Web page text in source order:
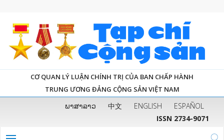
CƠ QUAN LÝ LUẬN CHÍNH TRỊ CỦA BAN CHẤP HÀNH
TRUNG ƯƠNG ĐẢNG CỘNG SẢN VIỆT NAM
ພາສາລາວ 中文 ENGLISH
ESPAÑOL
ISSN 2734-9071